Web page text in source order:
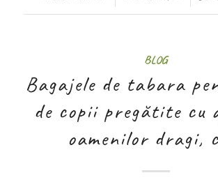
BLOG
Bagajele de tabara
de copii pregătite cu
oamenilor dragi,